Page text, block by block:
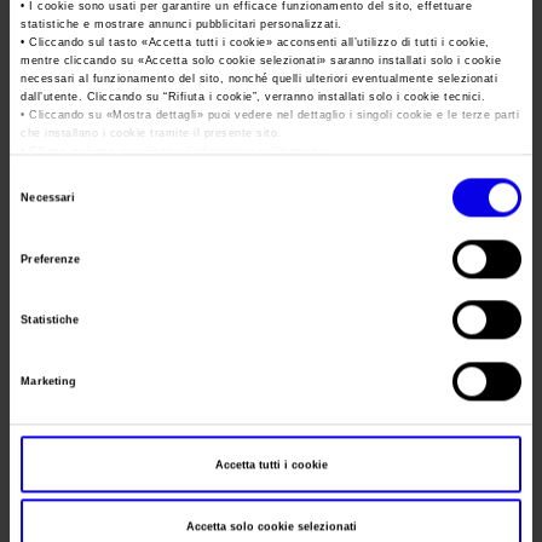
• I cookie sono usati per garantire un efficace funzionamento del sito, effettuare
statistiche e mostrare annunci pubblicitari personalizzati.
• Cliccando sul tasto «Accetta tutti i cookie» acconsenti all’utilizzo di tutti i cookie,
mentre cliccando su «Accetta solo cookie selezionati» saranno installati solo i cookie
necessari al funzionamento del sito, nonché quelli ulteriori eventualmente selezionati
dall’utente. Cliccando su “ Rifiuta i cookie”, verranno installati solo i cookie tecnici.
• Cliccando su «Mostra dettagli» puoi vedere nel dettaglio i singoli cookie e le terze parti
che installano i cookie tramite il presente sito.
Necessari
Preferenze
Statistiche
Marketing
Accetta tutti i cookie
Accetta solo cookie selezionati
Numeri della fiera
Carta dei Valori
Parità di genere
Codice Etico
Bilanci Societari
Accredito Stampa Marmomac 2026
Servizi in quartiere per la stampa
Contatti Ufficio Stampa
Lavora con noi
Contatti
Frequenza
Annual
Website
https://www.vinitaly.com/
E-mail
china@veronafiere.it
Segreteria
Telefono